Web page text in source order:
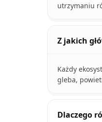
utrzymaniu
Z jakich
Każdy
gleba,
Dlaczego